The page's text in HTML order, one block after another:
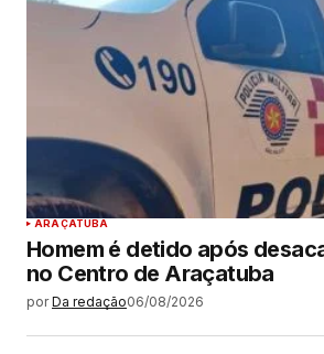
ARAÇATUBA
Homem é detido após
no Centro de Araçatuba
por Da redação06/08/2026